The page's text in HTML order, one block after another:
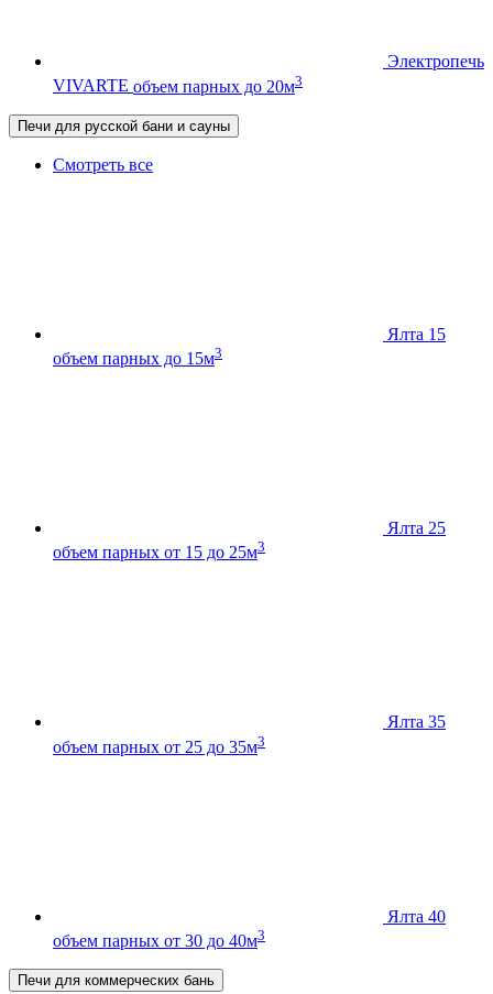
Электропечь
VIVARTE объем парных до 20м3
Печи для русской бани и сауны
Смотреть все
Ялта 15
объем парных до 15м3
Ялта 25
объем парных от 15 до 25м3
Ялта 35
объем парных от 25 до 35м3
Ялта 40
объем парных от 30 до 40м3
Печи для коммерческих бань